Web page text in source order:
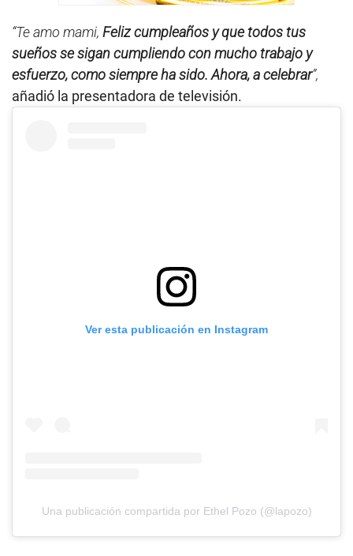
“Te amo mami, Feliz cumpleaños y que todos tus
sueños se sigan cumpliendo con mucho trabajo y
esfuerzo, como siempre ha sido. Ahora, a celebrar”,
añadió la presentadora de televisión.
Ver esta publicación en Instagram
Una publicación compartida por Ethel Pozo (@lapozo)